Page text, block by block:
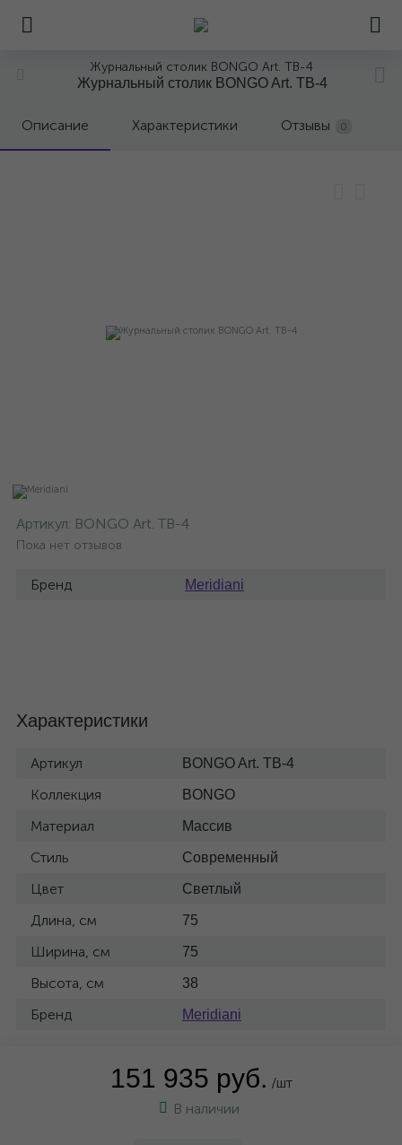
Журнальный столик BONGO Art. TB-4
Журнальный столик BONGO Art. TB-4
Описание Характеристики Отзывы 0
Артикул: BONGO Art. TB-4
Пока нет отзывов
Бренд Meridiani
Характеристики
Артикул BONGO Art. TB-4
Коллекция BONGO
Материал Массив
Стиль Современный
Цвет Светлый
Длина, см 75
Ширина, см 75
Высота, см 38
Бренд Meridiani
151 935 руб. /шт
В наличии